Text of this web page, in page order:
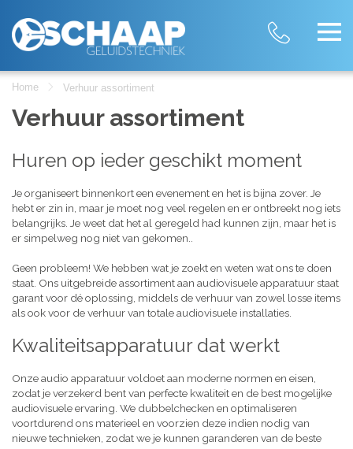
Home Verhuur assortiment
Verhuur assortiment
Huren op ieder geschikt moment
Je organiseert binnenkort een evenement en het is bijna zover. Je
hebt er zin in, maar je moet nog veel regelen en er ontbreekt nog iets
belangrijks. Je weet dat het al geregeld had kunnen zijn, maar het is
er simpelweg nog niet van gekomen..
Geen probleem! We hebben wat je zoekt en weten wat ons te doen
staat. Ons uitgebreide assortiment aan audiovisuele apparatuur staat
garant voor dé oplossing, middels de verhuur van zowel losse items
als ook voor de verhuur van totale audiovisuele installaties.
Kwaliteitsapparatuur dat werkt
Onze audio apparatuur voldoet aan moderne normen en eisen,
zodat je verzekerd bent van perfecte kwaliteit en de best mogelijke
audiovisuele ervaring. We dubbelchecken en optimaliseren
voortdurend ons materieel en voorzien deze indien nodig van
nieuwe technieken, zodat we je kunnen garanderen van de beste